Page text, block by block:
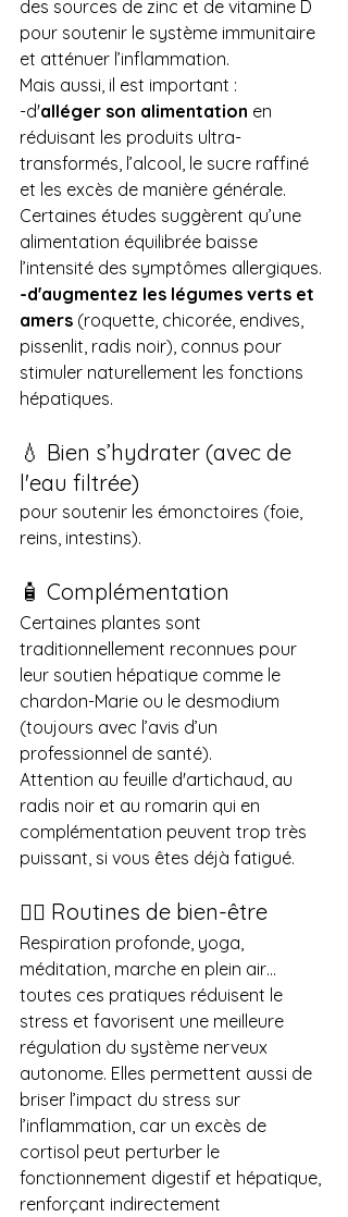
des sources de zinc et de vitamine D
pour soutenir le système immunitaire
et atténuer l’inflammation.
Mais aussi, il est important :
-d'alléger son alimentation en
réduisant les produits ultra-
transformés, l’alcool, le sucre raffiné
et les excès de manière générale.
Certaines études suggèrent qu’une
alimentation équilibrée baisse
l’intensité des symptômes allergiques.
-d'augmentez les légumes verts et
amers (roquette, chicorée, endives,
pissenlit, radis noir), connus pour
stimuler naturellement les fonctions
hépatiques.
💧 Bien s’hydrater (avec de
l'eau filtrée)
pour soutenir les émonctoires (foie,
reins, intestins).
🧴 Complémentation
Certaines plantes sont
traditionnellement reconnues pour
leur soutien hépatique comme le
chardon-Marie ou le desmodium
(toujours avec l’avis d’un
professionnel de santé).
Attention au feuille d'artichaud, au
radis noir et au romarin qui en
complémentation peuvent trop très
puissant, si vous êtes déjà fatigué.
🤸‍♀️ Routines de bien-être
Respiration profonde, yoga,
méditation, marche en plein air…
toutes ces pratiques réduisent le
stress et favorisent une meilleure
régulation du système nerveux
autonome. Elles permettent aussi de
briser l’impact du stress sur
l’inflammation, car un excès de
cortisol peut perturber le
fonctionnement digestif et hépatique,
renforçant indirectement